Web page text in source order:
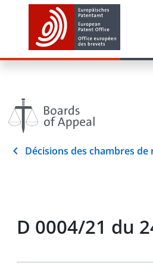
Décisions des chambres de
D 0004/21 du